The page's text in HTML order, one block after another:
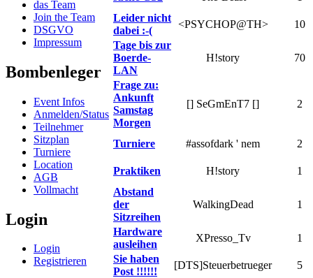
das Team
Join the Team
DSGVO
Impressum
Bombenleger
Event Infos
Anmelden/Status
Teilnehmer
Sitzplan
Turniere
Location
AGB
Vollmacht
Login
Login
Registrieren
Leider nicht
dabei :-(
<PSYCHOP@TH>
10
Tage bis zur
Boerde-
LAN
H!story 70
Frage zu:
Ankunft
Samstag
Morgen
[] SeGmEnT7 [] 2
Turniere #assofdark ' nem 2
Praktiken H!story
1
Abstand
der
Sitzreihen
WalkingDead 1
Hardware
ausleihen
XPresso_Tv
1
Sie haben
Post !!!!!!
[DTS]Steuerbetrueger 5